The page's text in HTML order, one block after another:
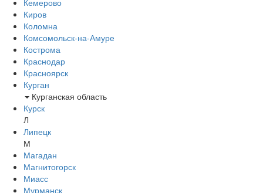
Кемерово
Киров
Коломна
Комсомольск-на-Амуре
Кострома
Краснодар
Красноярск
Курган
Курганская область
Курск
Л
Липецк
М
Магадан
Магнитогорск
Миасс
Мурманск